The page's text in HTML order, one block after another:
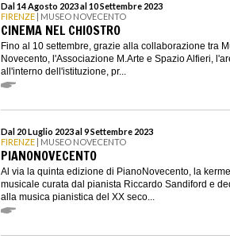
Dal 14 Agosto 2023 al 10 Settembre 2023
FIRENZE | MUSEO NOVECENTO
CINEMA NEL CHIOSTRO
Fino al 10 settembre, grazie alla collaborazione tra
Novecento, l'Associazione M.Arte e Spazio Alfieri,
all'interno dell'istituzione, pr...
Dal 20 Luglio 2023 al 9 Settembre 2023
FIRENZE | MUSEO NOVECENTO
PIANONOVECENTO
Al via la quinta edizione di PianoNovecento, la
musicale curata dal pianista Riccardo Sandiford e
alla musica pianistica del XX seco...